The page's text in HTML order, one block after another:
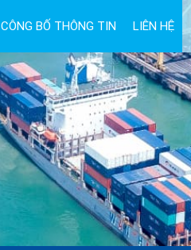
CÔNG BỐ THÔNG TIN LIÊN HỆ